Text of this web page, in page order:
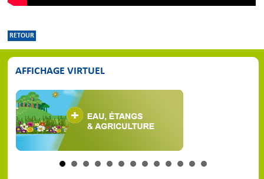
RETOUR
AFFICHAGE VIRTUEL